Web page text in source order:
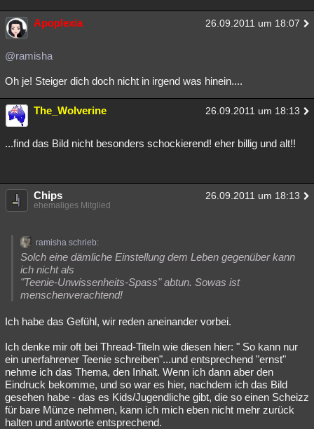
Apoplexia 26.09.2011 um 18:07
@ramisha
Oh je! Steiger dich doch nicht in irgend was hinein....
The_Wolverine 26.09.2011 um 18:13
...find das Bild nicht besonders schockierend! eher billig und alt!!
Chips 26.09.2011 um 18:13
ehemaliges Mitglied
ramisha schrieb:
Solch eine dämliche Einstellung dem Leben gegenüber kann
ich nicht als
"Teenie-Unwissenheits-Spass" abtun. Sowas ist
menschenverachtend!
Ich habe das Gefühl, wir reden aneinander vorbei.
Ich denke mir oft bei Thread-Titeln wie diesen hier: " So kann nur
ein unerfahrener Teenie schreiben"...und entsprechend "ernst"
nehme ich das Thema, den Inhalt. Wenn ich dann aber den
Eindruck bekomme, und so war es hier, nachdem ich das Bild
gesehen habe - das es Kids/Jugendliche gibt, die so einen Scheizz
für bare Münze nehmen, kann ich mich eben nicht mehr zurück
halten und antworte entsprechend.